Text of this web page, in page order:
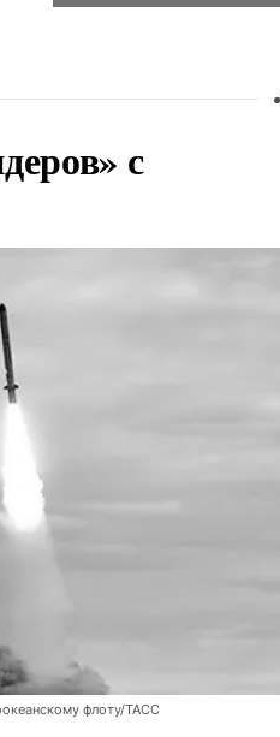
с
флоту/ТАСС